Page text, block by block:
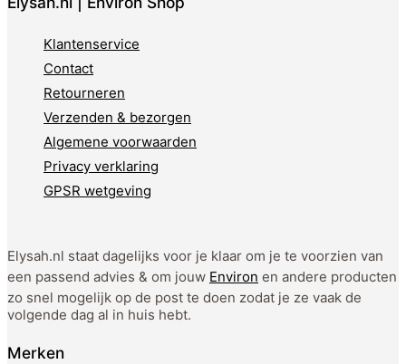
Klantenservice
Contact
Retourneren
Verzenden & bezorgen
Algemene voorwaarden
Privacy verklaring
GPSR wetgeving
Elysah.nl staat dagelijks voor je klaar om je te voorzien van
een passend advies & om jouw Environ en andere producten
zo snel mogelijk op de post te doen zodat je ze vaak de
volgende dag al in huis hebt.
Merken